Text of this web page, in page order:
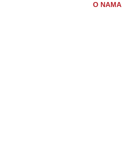
O NAMA